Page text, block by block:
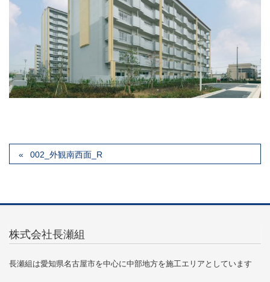
002_外観南西面_R
株式会社長瀬組
長瀬組は愛知県名古屋市を中心に中部地方を施工エリアとしています